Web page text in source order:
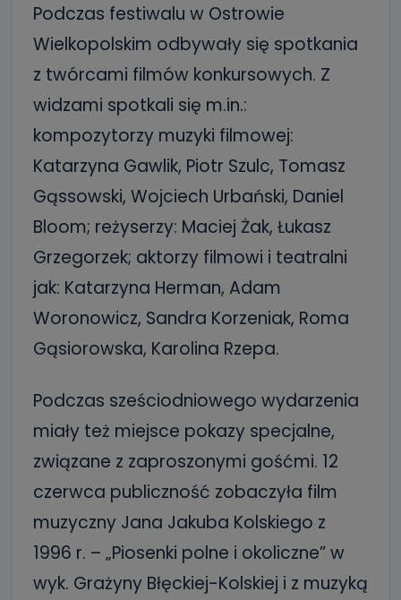
Podczas festiwalu w Ostrowie
Wielkopolskim odbywały się spotkania
z twórcami filmów konkursowych. Z
widzami spotkali się m.in.:
kompozytorzy muzyki filmowej:
Katarzyna Gawlik, Piotr Szulc, Tomasz
Gąssowski, Wojciech Urbański, Daniel
Bloom; reżyserzy: Maciej Żak, Łukasz
Grzegorzek; aktorzy filmowi i teatralni
jak: Katarzyna Herman, Adam
Woronowicz, Sandra Korzeniak, Roma
Gąsiorowska, Karolina Rzepa.
Podczas sześciodniowego wydarzenia
miały też miejsce pokazy specjalne,
związane z zaproszonymi gośćmi. 12
czerwca publiczność zobaczyła film
muzyczny Jana Jakuba Kolskiego z
1996 r. – „Piosenki polne i okoliczne” w
wyk. Grażyny Błęckiej-Kolskiej i z muzyką